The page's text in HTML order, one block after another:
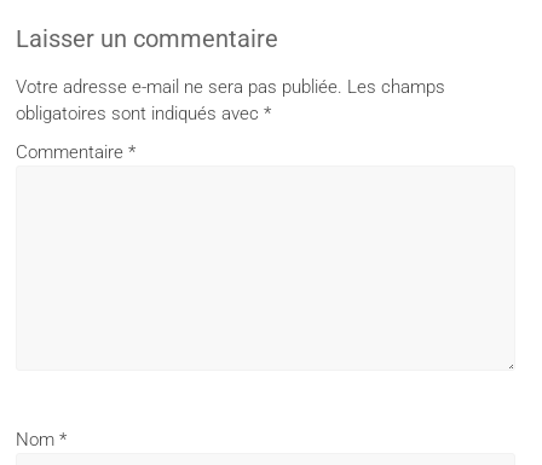
Laisser un commentaire
Votre adresse e-mail ne sera pas publiée. Les champs
obligatoires sont indiqués avec*
Commentaire*
Nom*